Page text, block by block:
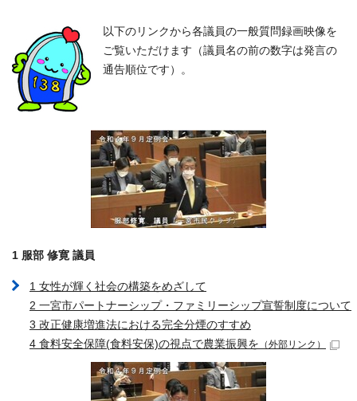
以下のリンクから各議員の一般質問録画映像を
ご覧いただけます（議員名の前の数字は発言の
通告順位です）。
1 服部 修寛 議員
1 女性が輝く社会の構築をめざして
2 一宮市パートナーシップ・ファミリーシップ宣誓制度について
3 改正健康増進法における完全分煙のすすめ
4 食料安全保障(食料安保)の視点で農業振興を （外部リンク）